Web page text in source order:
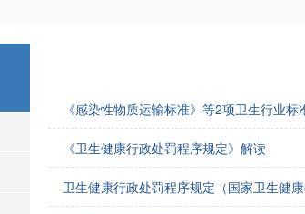
协会负责人
登记信息
《感染性物质运输标准》等2项卫生行业标
《卫生健康行政处罚程序规定》解读
卫生健康行政处罚程序规定（国家卫生健康